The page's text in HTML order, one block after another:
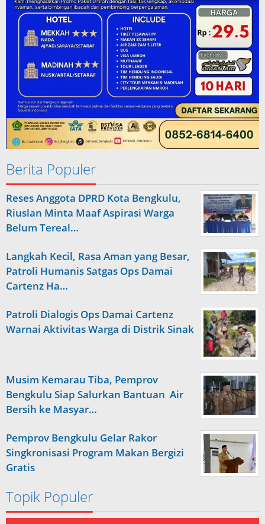
Berita Populer
Reses Anggota DPRD Kota Bengkulu,
Riuslan Minta Maaf Aspirasi Warga
Belum Tereal…
Langkah Kecil, Rasa Aman yang Besar,
Patroli Humanis Satgas Ops Damai
Cartenz Ha…
Patroli Dialogis Ops Damai Cartenz
Warnai Aktivitas Warga di Distrik Sinak
Musim Kemarau Tiba, Pemprov
Bengkulu Siap Salurkan Bantuan Air
Bersih ke Masyar…
Pemprov Bengkulu Gelar Rakor
Singkronisasi Program Makan Bergizi
Gratis
Topik Populer